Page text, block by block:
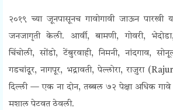
२०१९ च्या जूनपासूनच गावोगावी जाऊन पारखी
जनजागृती केली. आर्वी, बामणी, गोवरी,
चिंचोली, सोंडो, टेंबुरवाही, निमनी, नांदगाव,
गडचांदूर, नागपूर, भद्रावती, पेल्लोरा, राजुरा
दिल्ली — एक ना दोन, तब्बल ७२ पेक्षा अधिक गावे
मशाल पेटवत ठेवली.